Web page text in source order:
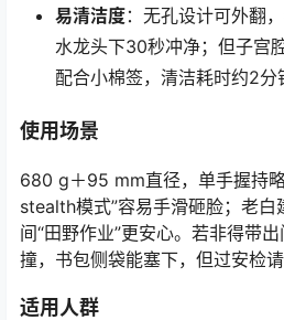
易清洁度：无孔设计可外翻
水龙头下30秒冲净；但子宫
配合小棉签，清洁耗时约2分
使用场景
680 g＋95 mm直径，单手握持
stealth模式”容易手滑砸脸；老白
间“田野作业”更安心。若非得带
撞，书包侧袋能塞下，但过安检请
适用人群